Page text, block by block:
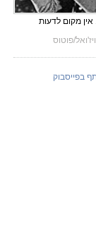
אין מקום לדעות
פוטוס
בפייסבוק